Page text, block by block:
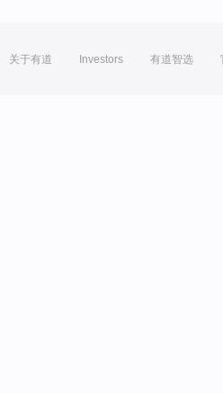
关于有道 Investors 有道智选